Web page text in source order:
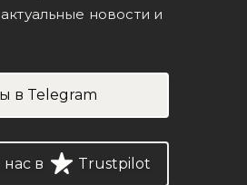
новости и
в Telegram
в Trustpilot